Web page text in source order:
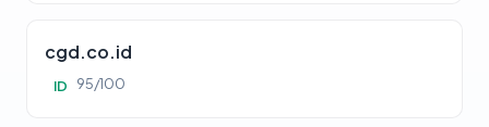
cgd.co.id
ID 95/100